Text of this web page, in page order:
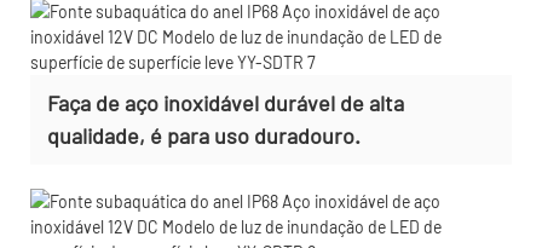
Faça de aço inoxidável durável de alta
qualidade, é para uso duradouro.